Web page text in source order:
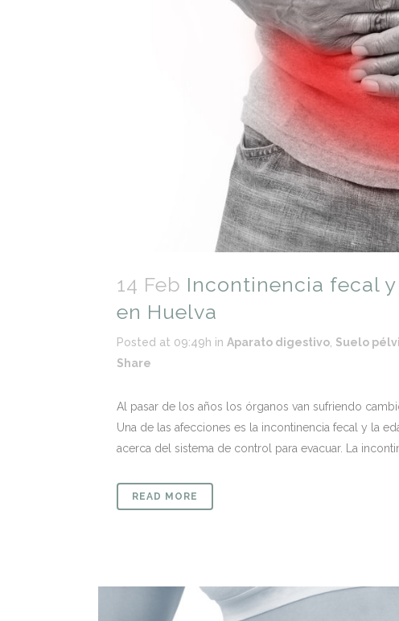
14 Feb Incontinencia fecal
en Huelva
Posted at 09:49h in Aparato digestivo Suelo
Share
Al pasar de los años los órganos van sufriendo
Una de las afecciones es la incontinencia fecal y la
acerca del sistema de control para evacuar. La
READ MORE